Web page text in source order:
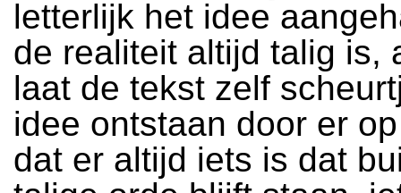
letterlijk het idee
de realiteit altijd talig is,
laat de tekst zelf
idee ontstaan door er
dat er altijd iets is dat